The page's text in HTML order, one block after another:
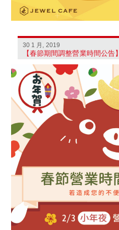
30 1 月, 2019
【春節期間調整營業時間公告】